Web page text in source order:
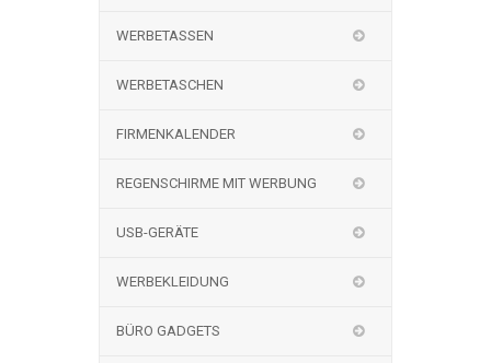
WERBETASSEN
WERBETASCHEN
FIRMENKALENDER
REGENSCHIRME MIT WERBUNG
USB-GERÄTE
WERBEKLEIDUNG
BÜRO GADGETS